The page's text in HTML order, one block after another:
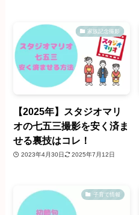
家族記念撮影
【2025年】スタジオマリ
オの七五三撮影を安く済ま
せる裏技はコレ！
2023年4月30日 2025年7月12日
子育て情報